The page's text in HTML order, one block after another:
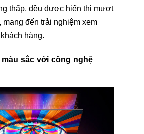
thấp, đều được hiển thị mượt
mang đến trải nghiệm xem
hàng.
sắc với công nghệ